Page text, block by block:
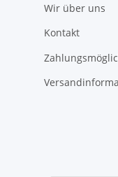
Wir über uns
Kontakt